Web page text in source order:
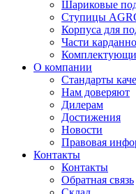
Шариковые
Ступицы
Корпуса для
Части
О компании
Стандарты
Нам доверяют
Дилерам
Достижения
Новости
Правовая
Контакты
Контакты
Обратная связь